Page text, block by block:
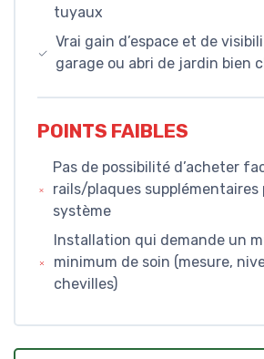
tuyaux
Vrai gain d’espace et de
garage ou abri de jardin bien
POINTS FAIBLES
Pas de possibilité d’acheter
rails/plaques supplémentaires
système
Installation qui demande un
minimum de soin (mesure,
chevilles)